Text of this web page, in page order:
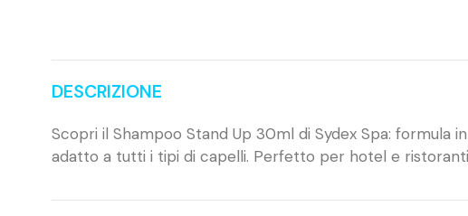
DESCRIZIONE
Scopri il Shampoo Stand Up 30ml di Sydex Spa: formula
adatto a tutti i tipi di capelli. Perfetto per hotel e